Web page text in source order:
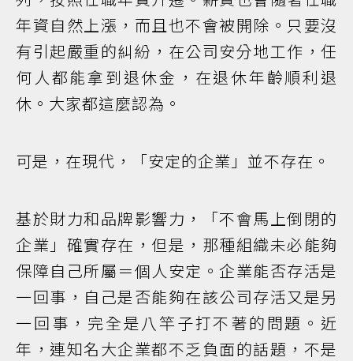
年資自然上漲，而且也不會被開除。只要沒
有引起嚴重的糾紛，在公司安分地工作，任
何人都能拿到退休金，在退休年齡順利退
休。大家都這麼認為。
可是，在現代，「安定的企業」並不存在。
基於財力和品牌影響力，「不會馬上倒閉的
企業」確實存在，但是，那種組織未必能夠
保障自己所屬＝個人安定。企業能否存活是
一回事，自己是否能夠在該公司存活又是另
一回事，完全是八竿子打不著的問題。近
年，連知名大企業都不乏負面的話題，不是